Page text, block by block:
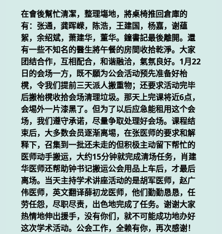
在會後幫忙清㓗，整理塲地，將桌椅推回倉庫的
有：张通，龚晖嵘，陈浩，王建国，杨嘉，谢蕴
絮，余绍斌，萧建华，董华。鐘書記最後離開。還
有一些不知名的醫生將午餐的房間收拾乾淨。大家
团结合作，互相配合，和谐融洽，氣氛良好。1月22
日的会场一方，既不願为公会活动预先准备好枱
櫈，令我们提前三天派人搬重物；还要求活动完毕
后搬枱櫈收拾会场清理垃圾。那天上完课将近6点，
会埸外一片漆黑了。但为了以后应急能租用这个会
场，我们遵守承诺，尽量争取处理好会场。课程结
束后，大多数会员逐渐离埸，在张医师的要求和解
释下，召集到一批还未走的但积极主动留下帮忙的
医师动手搬运，大约15分钟就完成清场任务，肖建
华医师还帮助钟书记搬运公会用品上车后，才最后
离场。当天主持学术讲座活动的是胡军医师，赵广
伟医师，英文翻译薛初龙医师，他们勤勤恳恳，任
劳任怨，尽职尽责，出色地完成了任务。谢谢大家
热情地伸出援手，没有你们，就不可能成功地办好
这次学术活动。公会工作，全赖有你，再次感谢！